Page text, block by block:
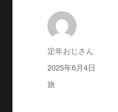
投
稿
定年おじさん
投
稿
2025年6月4日
カ
旅